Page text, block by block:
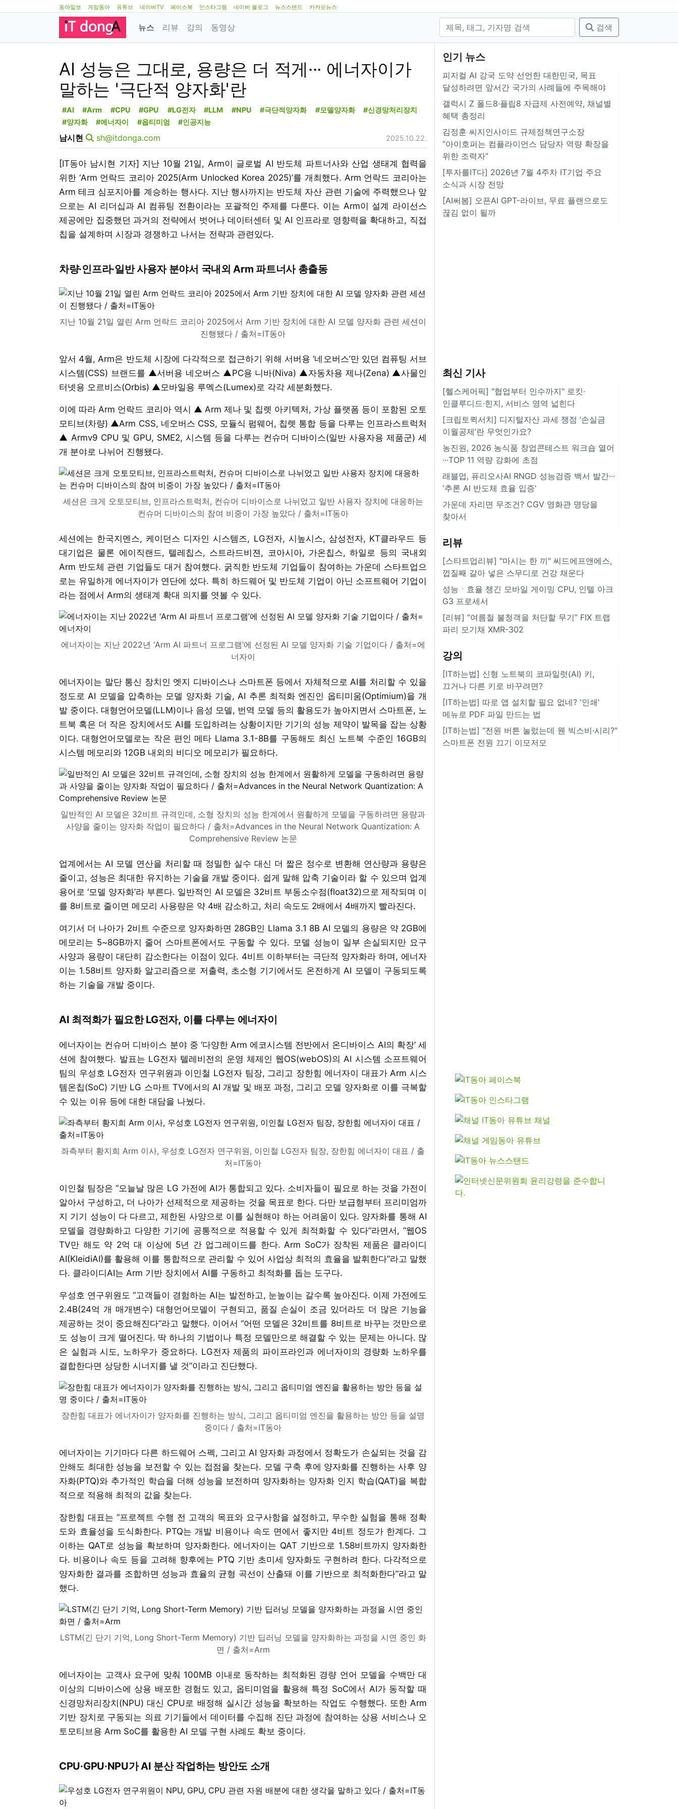
동아일보 게임동아 유튜브 네이버TV 페이스북 인스타그램 네이버 블로그 뉴스스탠드 카카오뉴스
뉴스 리뷰 강의 동영상 검색
AI 성능은 그대로, 용량은 더 적게··· 에너자이가
말하는 '극단적 양자화'란
#AI #Arm #CPU #GPU #LG전자 #LLM #NPU #극단적양자화 #모델양자화
#신경망처리장치
#양자화
#에너자이 #옵티미엄 #인공지능
남시현 sh@itdonga.com 2025.10.22.
[IT동아 남시현 기자] 지난 10월 21일, Arm이 글로벌 AI 반도체 파트너사와 산업 생태계 협력을
위한 ‘Arm 언락드 코리아 2025(Arm Unlocked Korea 2025)’를 개최했다. Arm 언락드 코리아는
Arm 테크 심포지아를 계승하는 행사다. 지난 행사까지는 반도체 자산 관련 기술에 주력했으나 앞
으로는 AI 리더십과 AI 컴퓨팅 전환이라는 포괄적인 주제를 다룬다. 이는 Arm이 설계 라이선스
제공에만 집중했던 과거의 전략에서 벗어나 데이터센터 및 AI 인프라로 영향력을 확대하고, 직접
칩을 설계하며 시장과 경쟁하고 나서는 전략과 관련있다.
차량·인프라·일반 사용자 분야서 국내외 Arm 파트너사 총출동
지난 10월 21일 열린 Arm 언락드 코리아 2025에서 Arm 기반 장치에 대한 AI 모델 양자화 관련 세션이
진행됐다 / 출처=IT동아
앞서 4월, Arm은 반도체 시장에 다각적으로 접근하기 위해 서버용 ‘네오버스’만 있던 컴퓨팅 서브
시스템(CSS) 브랜드를 ▲서버용 네오버스 ▲PC용 니바(Niva) ▲자동차용 제나(Zena) ▲사물인
터넷용 오르비스(Orbis) ▲모바일용 루멕스(Lumex)로 각각 세분화했다.
이에 따라 Arm 언락드 코리아 역시 ▲ Arm 제나 및 칩렛 아키텍처, 가상 플랫폼 등이 포함된 오토
모티브(차량) ▲Arm CSS, 네오버스 CSS, 모듈식 펌웨어, 칩렛 통합 등을 다루는 인프라스트럭처
▲ Armv9 CPU 및 GPU, SME2, 시스템 등을 다루는 컨슈머 디바이스(일반 사용자용 제품군) 세
개 분야로 나뉘어 진행됐다.
세션은 크게 오토모티브, 인프라스트럭처, 컨슈머 디바이스로 나뉘었고 일반 사용자 장치에 대응하는
컨슈머 디바이스의 참여 비중이 가장 높았다 / 출처=IT동아
세션에는 한국지멘스, 케이던스 디자인 시스템즈, LG전자, 시높시스, 삼성전자, KT클라우드 등
대기업은 물론 에이직랜드, 텔레칩스, 스트라드비젼, 코아시아, 가온칩스, 하일로 등의 국내외
Arm 반도체 관련 기업들도 대거 참여했다. 굵직한 반도체 기업들이 참여하는 가운데 스타트업으
로는 유일하게 에너자이가 연단에 섰다. 특히 하드웨어 및 반도체 기업이 아닌 소프트웨어 기업이
라는 점에서 Arm의 생태계 확대 의지를 엿볼 수 있다.
에너자이는 지난 2022년 ‘Arm AI 파트너 프로그램’에 선정된 AI 모델 양자화 기술 기업이다 / 출처=에
너자이
에너자이는 말단 통신 장치인 엣지 디바이스나 스마트폰 등에서 자체적으로 AI를 처리할 수 있을
정도로 AI 모델을 압축하는 모델 양자화 기술, AI 추론 최적화 엔진인 옵티미움(Optimium)을 개
발 중이다. 대형언어모델(LLM)이나 음성 모델, 번역 모델 등의 활용도가 높아지면서 스마트폰, 노
트북 혹은 더 작은 장치에서도 AI를 도입하려는 상황이지만 기기의 성능 제약이 발목을 잡는 상황
이다. 대형언어모델로는 작은 편인 메타 Llama 3.1-8B를 구동해도 최신 노트북 수준인 16GB의
시스템 메모리와 12GB 내외의 비디오 메모리가 필요하다.
일반적인 AI 모델은 32비트 규격인데, 소형 장치의 성능 한계에서 원활하게 모델을 구동하려면 용량과
사양을 줄이는 양자화 작업이 필요하다 / 출처=Advances in the Neural Network Quantization: A
Comprehensive Review 논문
업계에서는 AI 모델 연산을 처리할 때 정밀한 실수 대신 더 짧은 정수로 변환해 연산량과 용량은
줄이고, 성능은 최대한 유지하는 기술을 개발 중이다. 쉽게 말해 압축 기술이라 할 수 있으며 업계
용어로 ‘모델 양자화’라 부른다. 일반적인 AI 모델은 32비트 부동소수점(float32)으로 제작되며 이
를 8비트로 줄이면 메모리 사용량은 약 4배 감소하고, 처리 속도도 2배에서 4배까지 빨라진다.
여기서 더 나아가 2비트 수준으로 양자화하면 28GB인 Llama 3.1 8B AI 모델의 용량은 약 2GB에
메모리는 5~8GB까지 줄어 스마트폰에서도 구동할 수 있다. 모델 성능이 일부 손실되지만 요구
사양과 용량이 대단히 감소한다는 이점이 있다. 4비트 이하부터는 극단적 양자화라 하며, 에너자
이는 1.58비트 양자화 알고리즘으로 저출력, 초소형 기기에서도 온전하게 AI 모델이 구동되도록
하는 기술을 개발 중이다.
AI 최적화가 필요한 LG전자, 이를 다루는 에너자이
에너자이는 컨슈머 디바이스 분야 중 ‘다양한 Arm 에코시스템 전반에서 온디바이스 AI의 확장’ 세
션에 참여했다. 발표는 LG전자 텔레비전의 운영 체제인 웹OS(webOS)의 AI 시스템 소프트웨어
팀의 우성호 LG전자 연구위원과 이인철 LG전자 팀장, 그리고 장한힘 에너자이 대표가 Arm 시스
템온칩(SoC) 기반 LG 스마트 TV에서의 AI 개발 및 배포 과정, 그리고 모델 양자화로 이를 극복할
수 있는 이유 등에 대한 대담을 나눴다.
좌측부터 황지희 Arm 이사, 우성호 LG전자 연구위원, 이인철 LG전자 팀장, 장한힘 에너자이 대표 / 출
처=IT동아
이인철 팀장은 “오늘날 많은 LG 가전에 AI가 통합되고 있다. 소비자들이 필요로 하는 것을 가전이
알아서 구성하고, 더 나아가 선제적으로 제공하는 것을 목표로 한다. 다만 보급형부터 프리미엄까
지 기기 성능이 다 다르고, 제한된 사양으로 이를 실현해야 하는 어려움이 있다. 양자화를 통해 AI
모델을 경량화하고 다양한 기기에 공통적으로 적용할 수 있게 최적화할 수 있다”라면서, “웹OS
TV만 해도 약 2억 대 이상에 5년 간 업그레이드를 한다. Arm SoC가 장착된 제품은 클라이디
AI(KleidiAI)를 활용해 이를 통합적으로 관리할 수 있어 사업상 최적의 효율을 발휘한다”라고 말했
다. 클라이디AI는 Arm 기반 장치에서 AI를 구동하고 최적화를 돕는 도구다.
우성호 연구위원도 “고객들이 경험하는 AI는 발전하고, 눈높이는 갈수록 높아진다. 이제 가전에도
2.4B(24억 개 매개변수) 대형언어모델이 구현되고, 품질 손실이 조금 있더라도 더 많은 기능을
제공하는 것이 중요해진다”라고 말했다. 이어서 “어떤 모델은 32비트를 8비트로 바꾸는 것만으로
도 성능이 크게 떨어진다. 딱 하나의 기법이나 특정 모델만으로 해결할 수 있는 문제는 아니다. 많
은 실험과 시도, 노하우가 중요하다. LG전자 제품의 파이프라인과 에너자이의 경량화 노하우를
결합한다면 상당한 시너지를 낼 것”이라고 진단했다.
장한힘 대표가 에너자이가 양자화를 진행하는 방식, 그리고 옵티미엄 엔진을 활용하는 방안 등을 설명
중이다 / 출처=IT동아
에너자이는 기기마다 다른 하드웨어 스펙, 그리고 AI 양자화 과정에서 정확도가 손실되는 것을 감
안해도 최대한 성능을 보전할 수 있는 접점을 찾는다. 모델 구축 후에 양자화를 진행하는 사후 양
자화(PTQ)와 추가적인 학습을 더해 성능을 보전하며 양자화하는 양자화 인지 학습(QAT)을 복합
적으로 적용해 최적의 값을 찾는다.
장한힘 대표는 “프로젝트 수행 전 고객의 목표와 요구사항을 설정하고, 무수한 실험을 통해 정확
도와 효율성을 도식화한다. PTQ는 개발 비용이나 속도 면에서 좋지만 4비트 정도가 한계다. 그
이하는 QAT로 성능을 확보하며 양자화한다. 에너자이는 QAT 기반으로 1.58비트까지 양자화한
다. 비용이나 속도 등을 고려해 향후에는 PTQ 기반 초미세 양자화도 구현하려 한다. 다각적으로
양자화한 결과를 조합하면 성능과 효율의 균형 곡선이 산출돼 이를 기반으로 최적화한다”라고 말
했다.
LSTM(긴 단기 기억, Long Short-Term Memory) 기반 딥러닝 모델을 양자화하는 과정을 시연 중인 화
면 / 출처=Arm
에너자이는 고객사 요구에 맞춰 100MB 이내로 동작하는 최적화된 경량 언어 모델을 수백만 대
이상의 디바이스에 상용 배포한 경험도 있고, 옵티미엄을 활용해 특정 SoC에서 AI가 동작할 때
신경망처리장치(NPU) 대신 CPU로 배정해 실시간 성능을 확보하는 작업도 수행했다. 또한 Arm
기반 장치로 구동되는 의료 기기들에서 데이터를 수집해 진단 과정에 참여하는 상용 서비스나 오
토모티브용 Arm SoC를 활용한 AI 모델 구현 사례도 확보 중이다.
CPU·GPU·NPU가 AI 분산 작업하는 방안도 소개
인기 뉴스
피지컬 AI 강국 도약 선언한 대한민국, 목표
달성하려면 앞서간 국가의 사례들에 주목해야
갤럭시 Z 폴드8·플립8 자급제 사전예약, 채널별
혜택 총정리
김정훈 씨지인사이드 규제정책연구소장
“아이호퍼는 컴플라이언스 담당자 역량 확장을
위한 조력자”
[투자를IT다] 2026년 7월 4주차 IT기업 주요
소식과 시장 전망
[AI써봄] 오픈AI GPT-라이브, 무료 플랜으로도
끊김 없이 될까
최신 기사
[헬스케어픽] "협업부터 인수까지" 로킷·
인클루디드·힌지, 서비스 영역 넓힌다
[크립토퀵서치] 디지털자산 과세 쟁점 ‘손실금
이월공제’란 무엇인가요?
농진원, 2026 농식품 창업콘테스트 워크숍 열어
···TOP 11 역량 강화에 초점
래블업, 퓨리오사AI RNGD 성능검증 백서 발간···
'추론 AI 반도체 효율 입증'
가운데 자리면 무조건? CGV 영화관 명당을
찾아서
리뷰
[스타트업리뷰] "마시는 한 끼" 씨드에프앤에스,
껍질째 갈아 넣은 스무디로 건강 채운다
성능ㆍ효율 챙긴 모바일 게이밍 CPU, 인텔 아크
G3 프로세서
[리뷰] “여름철 불청객을 처단할 무기” FIX 트랩
파리 모기채 XMR-302
강의
[IT하는법] 신형 노트북의 코파일럿(AI) 키,
끄거나 다른 키로 바꾸려면?
[IT하는법] 따로 앱 설치할 필요 없네? '인쇄'
메뉴로 PDF 파일 만드는 법
[IT하는법] "전원 버튼 눌렀는데 웬 빅스비·시리?"
스마트폰 전원 끄기 이모저모